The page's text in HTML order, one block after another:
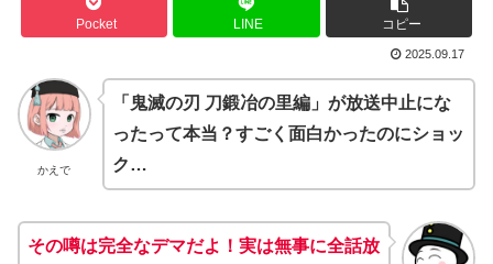
Pocket LINE コピー
2025.09.17
かえで
「鬼滅の刃 刀鍛冶の里編」が放送中止にな
ったって本当？すごく面白かったのにショッ
ク…
その噂は完全なデマだよ！実は無事に全話放